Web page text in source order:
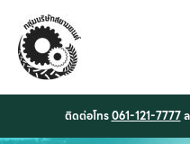
ติดต่อโทร061-121-7777ล